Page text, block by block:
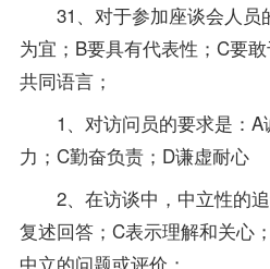
31、对于参加座谈会人员
为宜；B要具有代表性；C要
共同语言；
1、对访问员的要求是：A
力；C勤奋负责；D谦虚耐心
2、在访谈中，中立性的追
复述回答；C表示理解和关心
中立的问题或评价；